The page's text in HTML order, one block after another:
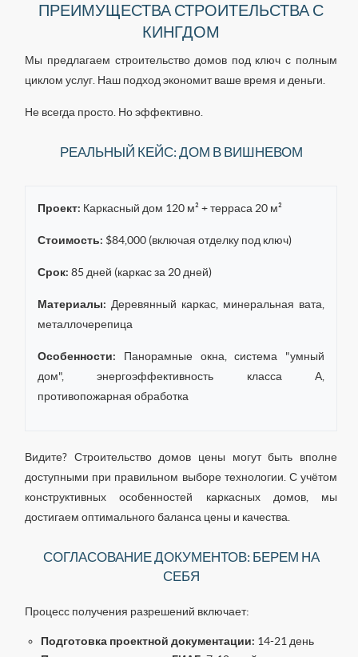
ПРЕИМУЩЕСТВА СТРОИТЕЛЬСТВА С
КИНГДОМ
Мы предлагаем строительство домов под ключ с полным
циклом услуг. Наш подход экономит ваше время и деньги.
Не всегда просто. Но эффективно.
РЕАЛЬНЫЙ КЕЙС: ДОМ В ВИШНЕВОМ
Проект: Каркасный дом 120 м² + терраса 20 м²
Стоимость: $84,000 (включая отделку под ключ)
Срок: 85 дней (каркас за 20 дней)
Материалы: Деревянный каркас, минеральная вата,
металлочерепица
Особенности: Панорамные окна, система "умный
дом", энергоэффективность класса А,
противопожарная обработка
Видите? Строительство домов цены могут быть вполне
доступными при правильном выборе технологии. С учётом
конструктивных особенностей каркасных домов, мы
достигаем оптимального баланса цены и качества.
СОГЛАСОВАНИЕ ДОКУМЕНТОВ: БЕРЕМ НА
СЕБЯ
Процесс получения разрешений включает:
Подготовка проектной документации: 14-21 день